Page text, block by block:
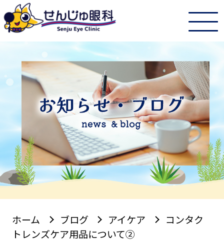
ホーム ブログ アイケア
コンタク
トレンズケア用品について②